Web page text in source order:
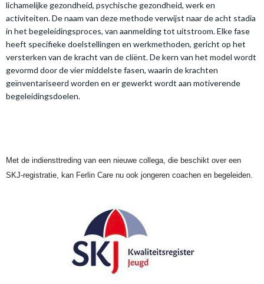
lichamelijke gezondheid, psychische gezondheid, werk en
activiteiten. De naam van deze methode verwijst naar de acht stadia
in het begeleidingsproces, van aanmelding tot uitstroom. Elke fase
heeft specifieke doelstellingen en werkmethoden, gericht op het
versterken van de kracht van de cliënt. De kern van het model wordt
gevormd door de vier middelste fasen, waarin de krachten
geïnventariseerd worden en er gewerkt wordt aan motiverende
begeleidingsdoelen.
Met de indiensttreding van een nieuwe collega, die beschikt over een
SKJ-registratie, kan Ferlin Care nu ook jongeren coachen en begeleiden.